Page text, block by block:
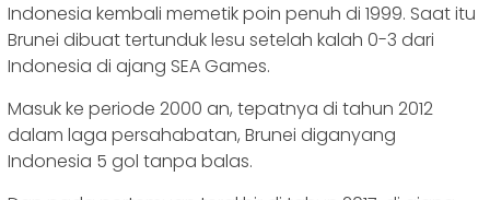
Indonesia kembali memetik poin penuh di 1999. Saat itu
Brunei dibuat tertunduk lesu setelah kalah 0-3 dari
Indonesia di ajang SEA Games.
Masuk ke periode 2000 an, tepatnya di tahun 2012
dalam laga persahabatan, Brunei diganyang
Indonesia 5 gol tanpa balas.